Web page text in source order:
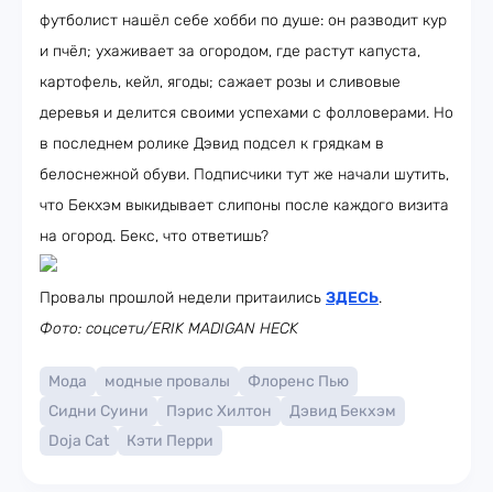
футболист нашёл себе хобби по душе: он разводит кур
и пчёл; ухаживает за огородом, где растут капуста,
картофель, кейл, ягоды; сажает розы и сливовые
деревья и делится своими успехами с фолловерами. Но
в последнем ролике Дэвид подсел к грядкам в
белоснежной обуви. Подписчики тут же начали шутить,
что Бекхэм выкидывает слипоны после каждого визита
на огород. Бекс, что ответишь?
Провалы прошлой недели притаились ЗДЕСЬ.
Фото: соцсети/ERIK MADIGAN HECK
Мода модные провалы
Флоренс Пью
Сидни Суини
Пэрис Хилтон
Дэвид Бекхэм
Doja Cat
Кэти Перри